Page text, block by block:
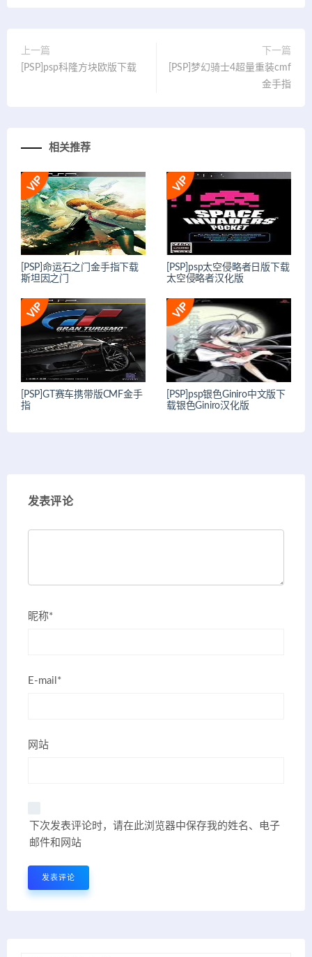
上一篇
[PSP]psp科隆方块欧版下载
下一篇
[PSP]梦幻骑士4超量重装cmf
金手指
相关推荐
[PSP]命运石之门金手指下载
斯坦因之门
[PSP]psp太空侵略者日版下载
太空侵略者汉化版
[PSP]GT赛车携带版CMF金手
指
[PSP]psp银色Giniro中文版下
载银色Giniro汉化版
发表评论
昵称*
E-mail*
网站
下次发表评论时，请在此浏览器中保存我的姓名、电子
邮件和网站